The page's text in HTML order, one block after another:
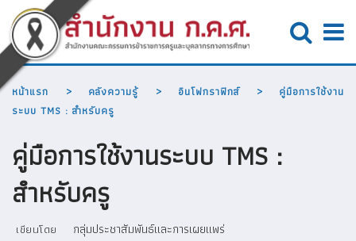
หน้าแรก คลังความรู้ อินโฟกราฟิกส์
คู่มือการใช้งาน
ระบบ TMS : สำหรับครู
คู่มือการใช้งานระบบ TMS :
สำหรับครู
เขียนโดย กลุ่มประชาสัมพันธ์และการเผยแพร่